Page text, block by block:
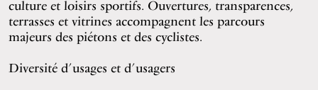
culture et loisirs sportifs. Ouvertures, transparences,
terrasses et vitrines accompagnent les parcours
majeurs des piétons et des cyclistes.
Diversité d’usages et d’usagers